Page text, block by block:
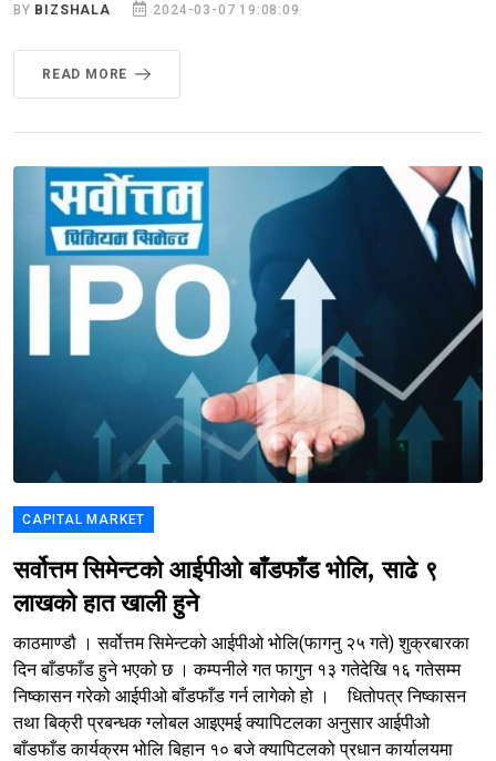
BY BIZSHALA 2024-03-07 19:08:09
READ MORE
CAPITAL MARKET
सर्वोत्तम सिमेन्टको आईपीओ बाँडफाँड भोलि, साढे ९
लाखको हात खाली हुने
काठमाण्डौ । सर्वोत्तम सिमेन्टको आईपीओ भोलि(फागनु २५ गते) शुक्रबारका
दिन बाँडफाँड हुने भएको छ । कम्पनीले गत फागुन १३ गतेदेखि १६ गतेसम्म
निष्कासन गरेको आईपीओ बाँडफाँड गर्न लागेको हो । धितोपत्र निष्कासन
तथा बिक्री प्रबन्धक ग्लोबल आइएमई क्यापिटलका अनुसार आईपीओ
बाँडफाँड कार्यक्रम भोलि बिहान १० बजे क्यापिटलको प्रधान कार्यालयमा